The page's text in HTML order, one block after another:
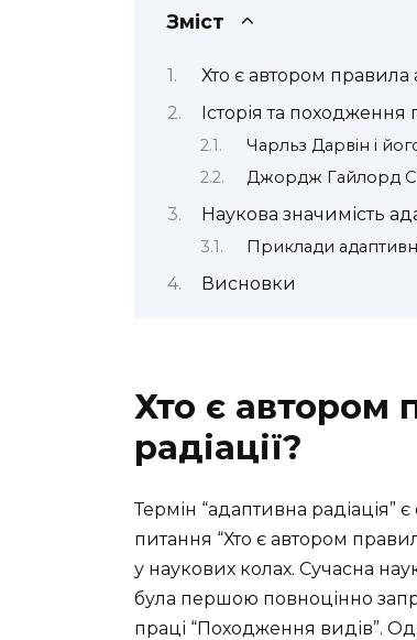
Зміст
Хто є автором правила
Історія та походження
Чарльз Дарвін і
Джордж Гайлорд
Наукова значимість
Приклади
Висновки
Хто є автором
радіації?
Термін “адаптивна радіація”
питання “Хто є автором
у наукових колах. Сучасна
була першою повноцінно
праці “Походження видів”.